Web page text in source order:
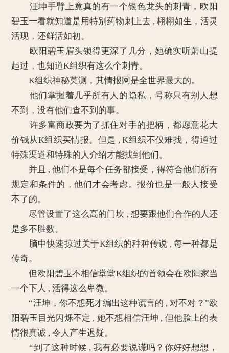
汪坤手臂上竟真的有一个银色龙头的刺青，欧阳
碧玉一看就知道是用特别药物刺上去 , 栩栩如生，活灵
活现，还鲜活如初。
欧阳碧玉眉头锁得更深了几分，她确实听萧山提
起过，也知道K组织有这么个刺青。
K组织神秘莫测，其情报网是全世界最大的。
他们掌握着几乎所有人的隐私，号称只有别人想
不到，没有他们查不到的事。
许多富商政要为了抓住对手的把柄，都愿意花大
价钱从K组织买情报。但是 , K组织不仅难找，得通过
特殊渠道和特殊的人介绍才能找到他们。
并且 , 他们不是每个任务都接受，得符合他们所有
规定和条件的，他们才会考虑。报价也是一般人接受
不了的。
尽管设置了这么高的门坎 , 想要跟他们合作的人还
是多不胜数。
脑中快速掠过关于K组织的种种传说 , 每一种都是
传奇。
但欧阳碧玉不相信堂堂K组织的首领会在欧阳家当
一个下人 , 活得这么卑微。
“汪坤，你不想死才编出这种谎言的 , 对不对？”欧
阳碧玉目光闪烁不定 , 她不想相信汪坤 , 但他脸上的表
情很真诚 , 令人产生迟疑。
“到了这种时候 , 我有必要说谎吗？你好好想想，